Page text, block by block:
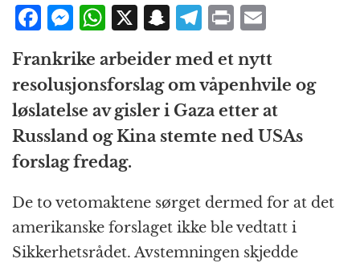
F
a
c
e
b
o
o
k
M
e
ss
e
n
g
e
r
W
h
at
s
A
p
p
X S
a
p
c
h
T
el
e
g
r
a
P
n
t
ai
l
Frankrike arbeider med et nytt
resolusjonsforslag om våpenhvile og
løslatelse av gisler i Gaza etter at
Russland og Kina stemte ned USAs
forslag fredag.
De to vetomaktene sørget dermed for at det
amerikanske forslaget ikke ble vedtatt i
Sikkerhetsrådet. Avstemningen skjedde